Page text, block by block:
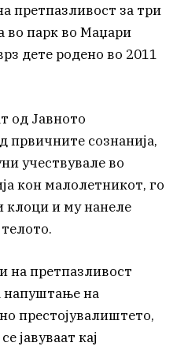
претпазливост за три
во парк во Маџари
дете родено во 2011
од Јавното
првичните сознанија,
учествувале во
кон малолетникот, го
клоци и му нанеле
на претпазливост
напуштање на
престојувалиштето,
јавуваат кај